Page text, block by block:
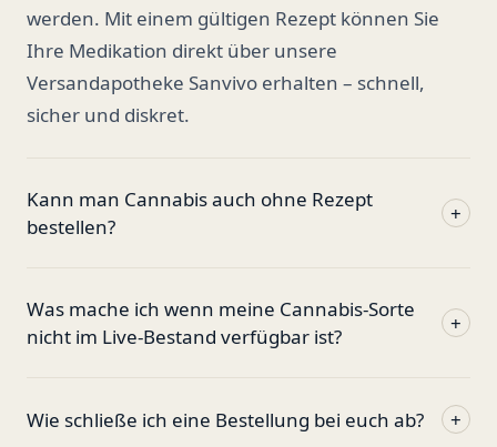
werden. Mit einem gültigen Rezept können Sie
Ihre Medikation direkt über unsere
Versandapotheke Sanvivo erhalten – schnell,
sicher und diskret.
Kann man Cannabis auch ohne Rezept
bestellen?
+
Was mache ich wenn meine Cannabis-Sorte
nicht im Live-Bestand verfügbar ist?
+
Wie schließe ich eine Bestellung bei euch ab? +